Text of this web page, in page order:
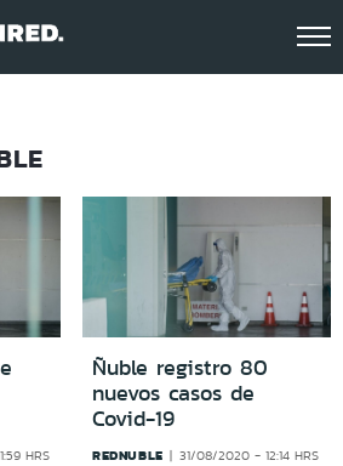
al contenido
HRS
Ñuble registro 80
nuevos casos de
Covid-19
REDNUBLE 31/08/2020 - 12:14 HRS